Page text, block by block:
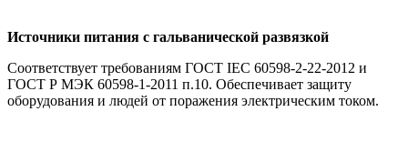
Источники питания с гальванической развязкой
Соответствует требованиям ГОСТ IEC 60598-2-22-2012 и
ГОСТ Р МЭК 60598-1-2011 п.10. Обеспечивает защиту
оборудования и людей от поражения электрическим током.